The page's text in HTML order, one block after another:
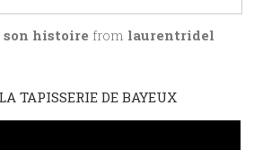
son histoire from laurentridel
TAPISSERIE DE BAYEUX